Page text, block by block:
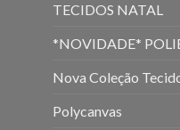
TECIDOS NATAL
*NOVIDADE*
Nova Coleção
Polycanvas